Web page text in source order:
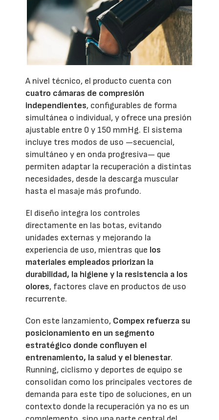
A nivel técnico, el producto cuenta con
cuatro cámaras de compresión
independientes, configurables de forma
simultánea o individual, y ofrece una presión
ajustable entre 0 y 150 mmHg. El sistema
incluye tres modos de uso —secuencial,
simultáneo y en onda progresiva— que
permiten adaptar la recuperación a distintas
necesidades, desde la descarga muscular
hasta el masaje más profundo.
El diseño integra los controles
directamente en las botas, evitando
unidades externas y mejorando la
experiencia de uso, mientras que los
materiales empleados priorizan la
durabilidad, la higiene y la resistencia a los
olores, factores clave en productos de uso
recurrente.
Con este lanzamiento, Compex refuerza su
posicionamiento en un segmento
estratégico donde confluyen el
entrenamiento, la salud y el bienestar.
Running, ciclismo y deportes de equipo se
consolidan como los principales vectores de
demanda para este tipo de soluciones, en un
contexto donde la recuperación ya no es un